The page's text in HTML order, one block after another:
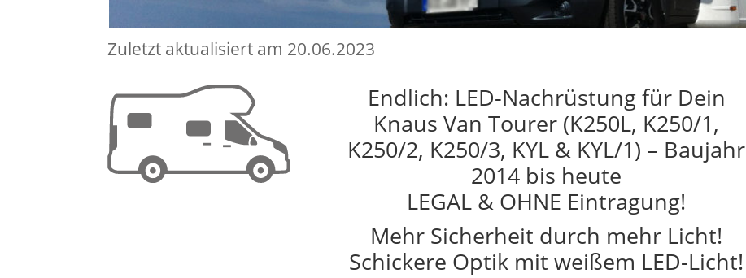
Zuletzt aktualisiert am 20.06.2023
Endlich: LED-Nachrüstung für Dein
Knaus Van Tourer (K250L, K250/1,
K250/2, K250/3, KYL & KYL/1) – Baujahr
2014 bis heute
LEGAL & OHNE Eintragung!
Mehr Sicherheit durch mehr Licht!
Schickere Optik mit weißem LED-Licht!